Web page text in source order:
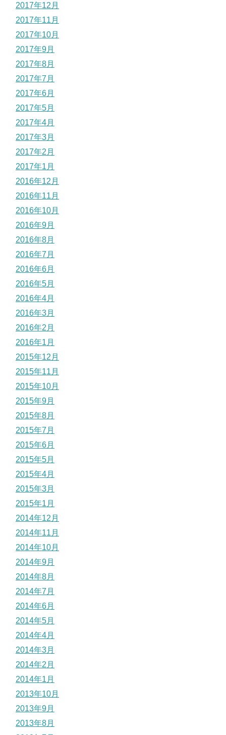
2017年12月
2017年11月
2017年10月
2017年9月
2017年8月
2017年7月
2017年6月
2017年5月
2017年4月
2017年3月
2017年2月
2017年1月
2016年12月
2016年11月
2016年10月
2016年9月
2016年8月
2016年7月
2016年6月
2016年5月
2016年4月
2016年3月
2016年2月
2016年1月
2015年12月
2015年11月
2015年10月
2015年9月
2015年8月
2015年7月
2015年6月
2015年5月
2015年4月
2015年3月
2015年1月
2014年12月
2014年11月
2014年10月
2014年9月
2014年8月
2014年7月
2014年6月
2014年5月
2014年4月
2014年3月
2014年2月
2014年1月
2013年10月
2013年9月
2013年8月